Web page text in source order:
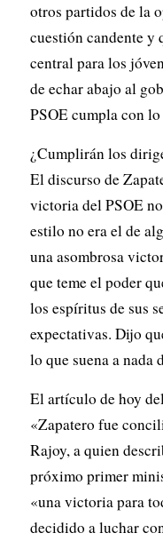
otros partidos de la
cuestión candente y
central para los
de echar abajo al
PSOE cumpla con
¿Cumplirán los
El discurso de
victoria del PSOE
estilo no era el de
una asombrosa
que teme el poder
los espíritus de sus
expectativas. Dijo
lo que suena a nada
El artículo de hoy
«Zapatero fue
Rajoy, a quien
próximo primer
«una victoria para
decidido a luchar